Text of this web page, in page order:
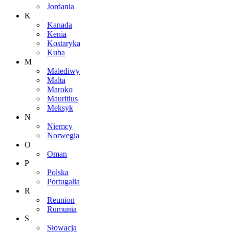
Jordania
K
Kanada
Kenia
Kostaryka
Kuba
M
Malediwy
Malta
Maroko
Mauritius
Meksyk
N
Niemcy
Norwegia
O
Oman
P
Polska
Portugalia
R
Reunion
Rumunia
S
Słowacja